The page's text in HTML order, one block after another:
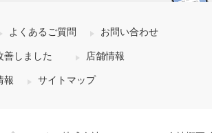
よくあるご質問 お問い合わせ
善しました 店舗情報
報 サイトマップ